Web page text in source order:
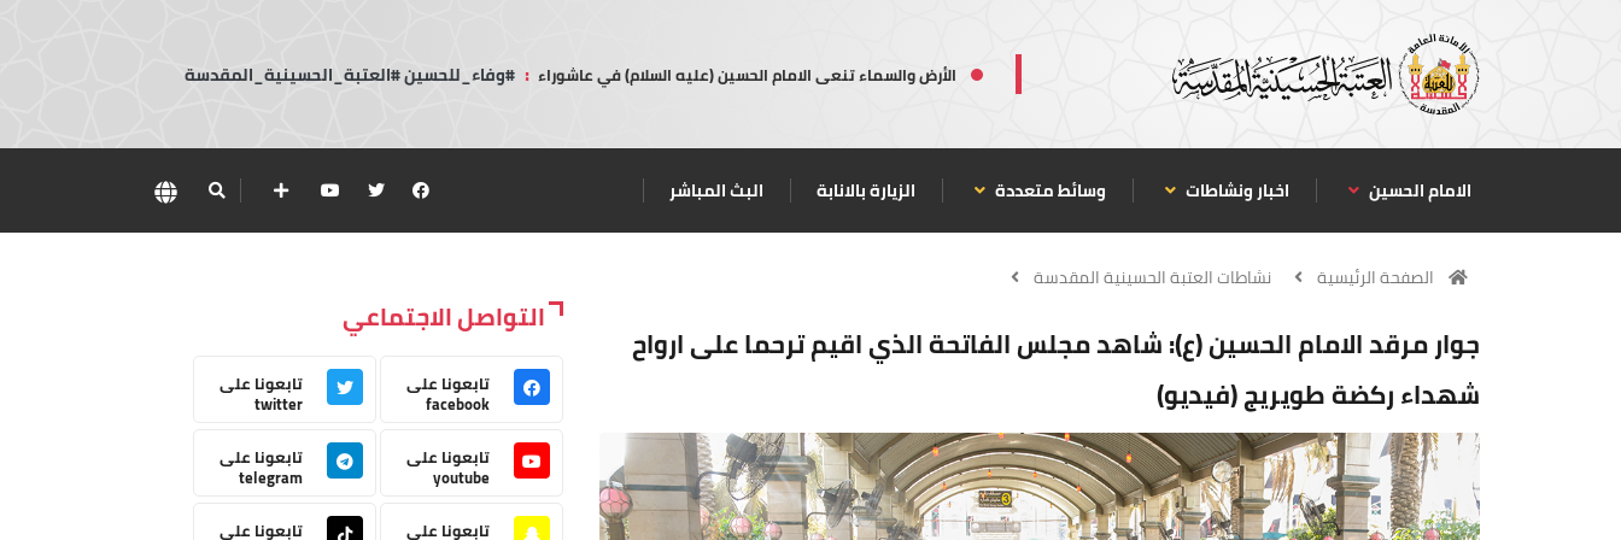
الأرض والسماء تنعى الامام الحسين (عليه السلام) في عاشوراء : #وفاء_للحسين #العتبة_الحسينية_المقدسة
الامام الحسين اخبار ونشاطات وسائط متعددة الزيارة بالانابة البث المباشر
الصفحة الرئيسية نشاطات العتبة الحسينية المقدسة
جوار مرقد الامام الحسين (ع): شاهد مجلس الفاتحة الذي اقيم ترحما على ارواح
شهداء ركضة طويريج (فيديو)
التواصل الاجتماعي
تابعونا على
facebook
تابعونا على
twitter
تابعونا على
youtube
تابعونا على
telegram
تابعونا على
تابعونا على